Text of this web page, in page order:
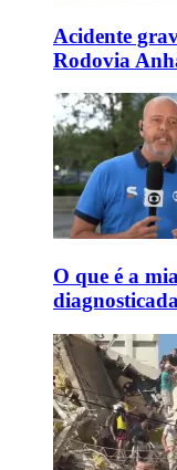
Acidente
Rodovia
O que é a